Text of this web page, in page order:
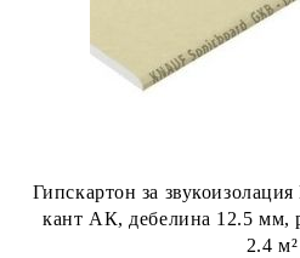
Гипскартон за
кант АК, дебелина 12.5 мм,
2.4 м²